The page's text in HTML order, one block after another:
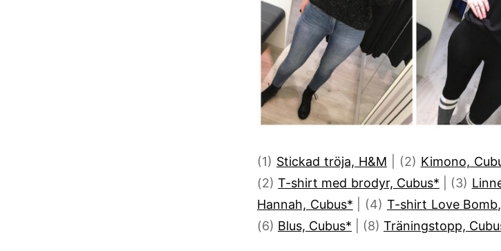
(1) Stickad tröja, H&M | (2) Kimono,
(2)T-shirt med brodyr, Cubus* | (3)
Hannah, Cubus* | (4) T-shirt Love
(6) Blus, Cubus* | (8) Träningstopp,